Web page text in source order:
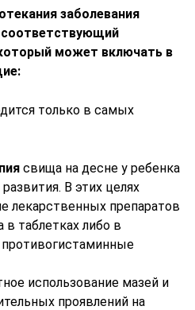
заболевания
может включать в
только в самых
свища на десне у ребенка
В этих целях
лекарственных препаратов
в таблетках либо в
использование мазей и
проявлений на